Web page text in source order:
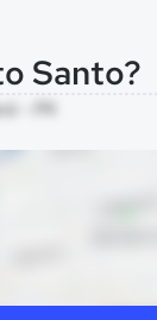
Santo?
- PA